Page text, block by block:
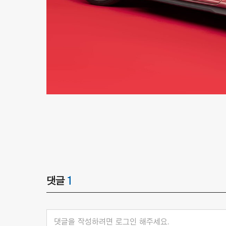
댓글 1
댓글을 작성하려면 로그인 해주세요.